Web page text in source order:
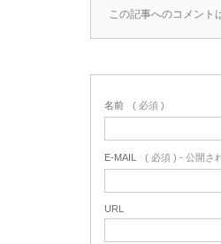
この記事へのコメント
名前 ( 必須 )
E-MAIL ( 必須 ) - 公開さ
URL